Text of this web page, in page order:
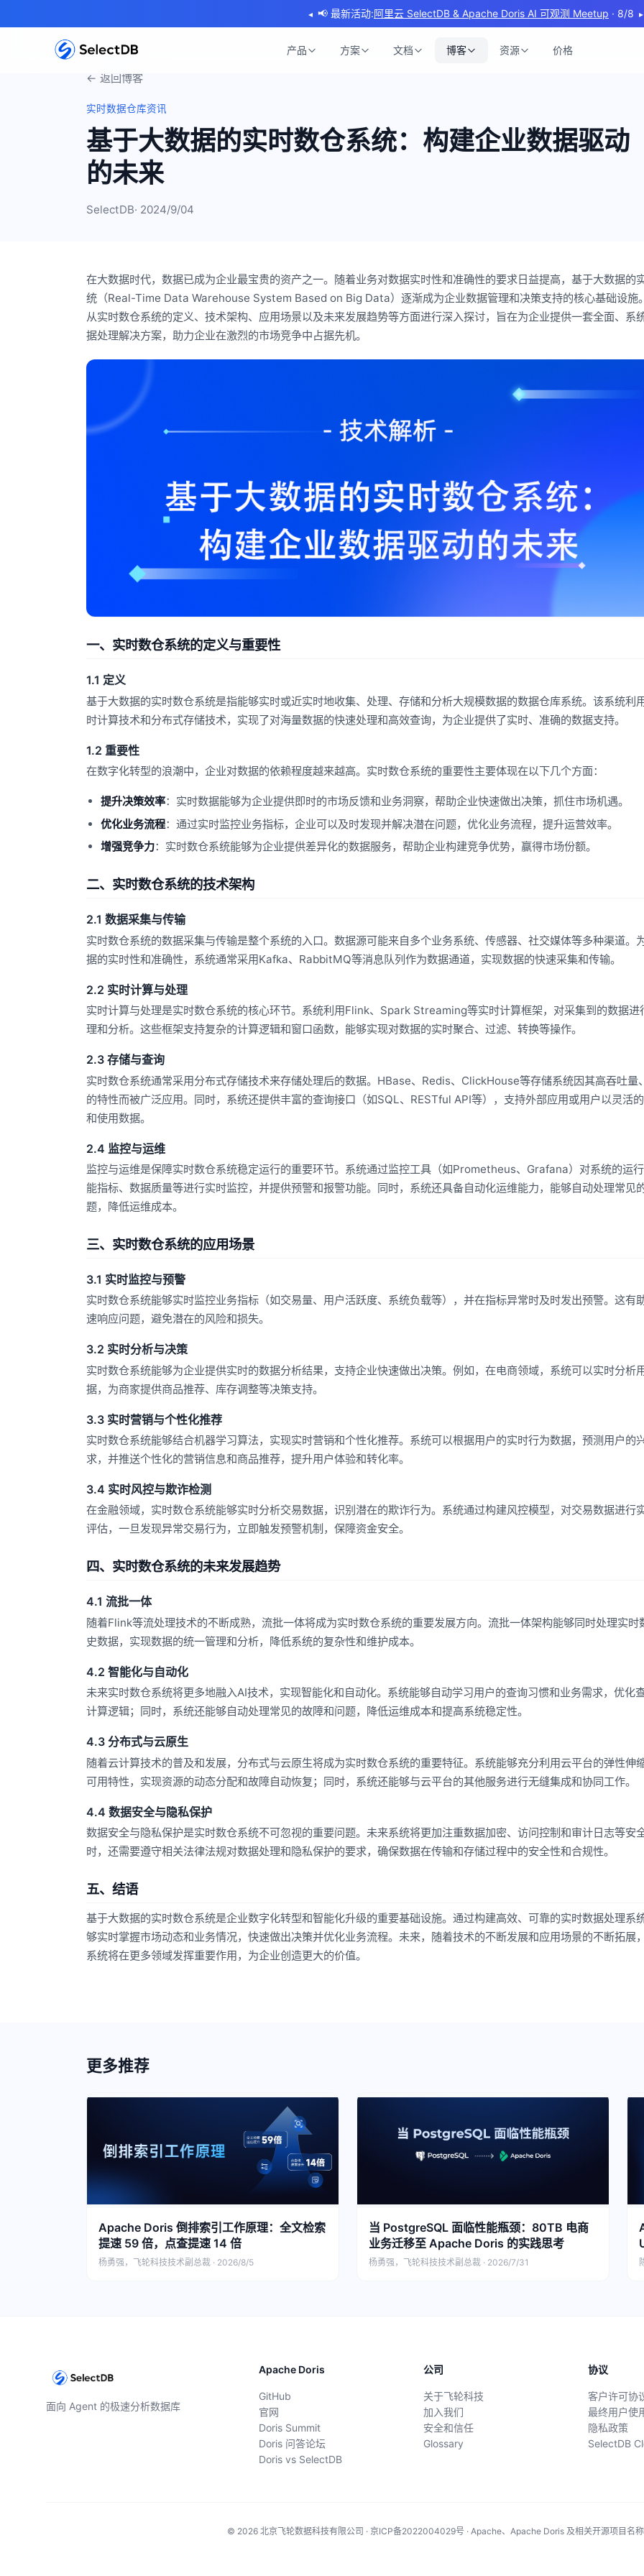
◂ 📢 最新活动:阿里云 SelectDB & Apache Doris AI 可观测 Meetup · 8/8 ▸
产品 方案 文档 博客 资源 价格
← 返回博客
实时数据仓库资讯
基于大数据的实时数仓系统：构建企业数据驱动
的未来
SelectDB· 2024/9/04
在大数据时代，数据已成为企业最宝贵的资产之一。随着业务对数据实时性和准确性的要求日益提高，基于大数据的
统（Real-Time Data Warehouse System Based on Big Data）逐渐成为企业数据管理和决策支持的核心基础设施
从实时数仓系统的定义、技术架构、应用场景以及未来发展趋势等方面进行深入探讨，旨在为企业提供一套全面、系
据处理解决方案，助力企业在激烈的市场竞争中占据先机。
一、实时数仓系统的定义与重要性
1.1 定义
基于大数据的实时数仓系统是指能够实时或近实时地收集、处理、存储和分析大规模数据的数据仓库系统。该系统利
时计算技术和分布式存储技术，实现了对海量数据的快速处理和高效查询，为企业提供了实时、准确的数据支持。
1.2 重要性
在数字化转型的浪潮中，企业对数据的依赖程度越来越高。实时数仓系统的重要性主要体现在以下几个方面：
提升决策效率：实时数据能够为企业提供即时的市场反馈和业务洞察，帮助企业快速做出决策，抓住市场机遇。
优化业务流程：通过实时监控业务指标，企业可以及时发现并解决潜在问题，优化业务流程，提升运营效率。
增强竞争力：实时数仓系统能够为企业提供差异化的数据服务，帮助企业构建竞争优势，赢得市场份额。
二、实时数仓系统的技术架构
2.1 数据采集与传输
实时数仓系统的数据采集与传输是整个系统的入口。数据源可能来自多个业务系统、传感器、社交媒体等多种渠道。
据的实时性和准确性，系统通常采用Kafka、RabbitMQ等消息队列作为数据通道，实现数据的快速采集和传输。
2.2 实时计算与处理
实时计算与处理是实时数仓系统的核心环节。系统利用Flink、Spark Streaming等实时计算框架，对采集到的数据进
理和分析。这些框架支持复杂的计算逻辑和窗口函数，能够实现对数据的实时聚合、过滤、转换等操作。
2.3 存储与查询
实时数仓系统通常采用分布式存储技术来存储处理后的数据。HBase、Redis、ClickHouse等存储系统因其高吞吐量
的特性而被广泛应用。同时，系统还提供丰富的查询接口（如SQL、RESTful API等），支持外部应用或用户以灵活
和使用数据。
2.4 监控与运维
监控与运维是保障实时数仓系统稳定运行的重要环节。系统通过监控工具（如Prometheus、Grafana）对系统的运
能指标、数据质量等进行实时监控，并提供预警和报警功能。同时，系统还具备自动化运维能力，能够自动处理常见
题，降低运维成本。
三、实时数仓系统的应用场景
3.1 实时监控与预警
实时数仓系统能够实时监控业务指标（如交易量、用户活跃度、系统负载等），并在指标异常时及时发出预警。这有
速响应问题，避免潜在的风险和损失。
3.2 实时分析与决策
实时数仓系统能够为企业提供实时的数据分析结果，支持企业快速做出决策。例如，在电商领域，系统可以实时分析
据，为商家提供商品推荐、库存调整等决策支持。
3.3 实时营销与个性化推荐
实时数仓系统能够结合机器学习算法，实现实时营销和个性化推荐。系统可以根据用户的实时行为数据，预测用户的
求，并推送个性化的营销信息和商品推荐，提升用户体验和转化率。
3.4 实时风控与欺诈检测
在金融领域，实时数仓系统能够实时分析交易数据，识别潜在的欺诈行为。系统通过构建风控模型，对交易数据进行
评估，一旦发现异常交易行为，立即触发预警机制，保障资金安全。
四、实时数仓系统的未来发展趋势
4.1 流批一体
随着Flink等流处理技术的不断成熟，流批一体将成为实时数仓系统的重要发展方向。流批一体架构能够同时处理实时
史数据，实现数据的统一管理和分析，降低系统的复杂性和维护成本。
4.2 智能化与自动化
未来实时数仓系统将更多地融入AI技术，实现智能化和自动化。系统能够自动学习用户的查询习惯和业务需求，优化
计算逻辑；同时，系统还能够自动处理常见的故障和问题，降低运维成本和提高系统稳定性。
4.3 分布式与云原生
随着云计算技术的普及和发展，分布式与云原生将成为实时数仓系统的重要特征。系统能够充分利用云平台的弹性伸
可用特性，实现资源的动态分配和故障自动恢复；同时，系统还能够与云平台的其他服务进行无缝集成和协同工作。
4.4 数据安全与隐私保护
数据安全与隐私保护是实时数仓系统不可忽视的重要问题。未来系统将更加注重数据加密、访问控制和审计日志等安
时，还需要遵守相关法律法规对数据处理和隐私保护的要求，确保数据在传输和存储过程中的安全性和合规性。
五、结语
基于大数据的实时数仓系统是企业数字化转型和智能化升级的重要基础设施。通过构建高效、可靠的实时数据处理系
够实时掌握市场动态和业务情况，快速做出决策并优化业务流程。未来，随着技术的不断发展和应用场景的不断拓展
系统将在更多领域发挥重要作用，为企业创造更大的价值。
更多推荐
Apache Doris 倒排索引工作原理：全文检索
提速 59 倍，点查提速 14 倍
杨勇强，飞轮科技技术副总裁 · 2026/8/5
当 PostgreSQL 面临性能瓶颈：80TB 电商
业务迁移至 Apache Doris 的实践思考
杨勇强，飞轮科技技术副总裁 · 2026/7/31
面向 Agent 的极速分析数据库
Apache Doris
GitHub
官网
Doris Summit
Doris 问答论坛
Doris vs SelectDB
公司
关于飞轮科技
加入我们
安全和信任
Glossary
协议
客户许可协
最终用户使
隐私政策
SelectDB
© 2026 北京飞轮数据科技有限公司 · 京ICP备2022004029号 · Apache、Apache Doris 及相关开源项目名